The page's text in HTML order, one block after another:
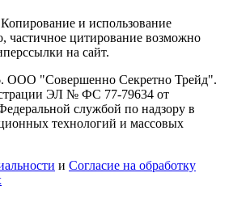
и использование
частичное цитирование возможно
на сайт.
ООО "Совершенно Секретно Трейд".
ЭЛ № ФС 77-79634 от
службой по надзору в
технологий и массовых
и Согласие на обработку